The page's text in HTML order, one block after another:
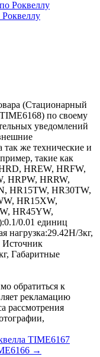
(Стационарный
по своему
уведомлений
так же технические и
такие как
HREW, HRFW,
HRPW, HRRW,
HR15TW, HR30TW,
HR15XW,
HR45YW,
0.1/0.01 единиц
нагрузка:29.42Н/3кг,
Источник
, Габаритные
обратиться к
рекламацию
рассмотрения
TIME6167
→